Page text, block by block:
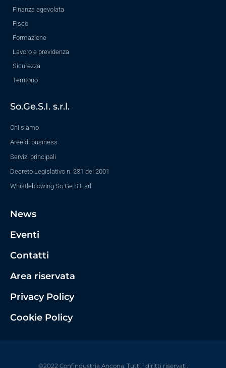
Finanza agevolata
Fisco
Formazione
Lavoro e previdenza
Sicurezza
Territorio
So.Ge.S.I. s.r.l.
Chi siamo
Aree di business
Servizi principali
Decreto Legislativo n. 231 del 2001
Whistleblowing So.Ge.S.I. srl
News
Eventi
Contatti
Area riservata
Privacy Policy
Cookie Policy
©2022 Confindustria Ancona. Tutti i diritti riservati.